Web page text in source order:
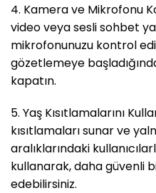
4. Kamera ve Mikrofonu
video veya sesli sohbet
mikrofonunuzu kontrol
gözetlemeye
kapatın.
5. Yaş Kısıtlamalarını
kısıtlamaları sunar ve
aralıklarındaki
kullanarak, daha güvenli
edebilirsiniz.